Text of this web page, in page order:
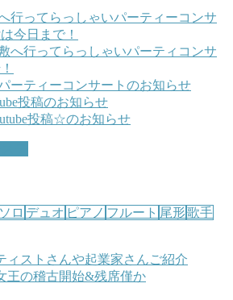
行ってらっしゃいパーティーコンサ
今日まで！
へ行ってらっしゃいパーティコンサ
ーティーコンサートのお知らせ
投稿のお知らせ
投稿☆のお知らせ
ソロ デュオ ピアノ フルート 尾形歌手
ィストさんや起業家さんご紹介
王の稽古開始&残席僅か